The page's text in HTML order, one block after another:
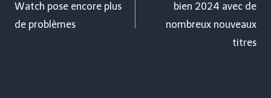
l’article
Watch pose encore plus
de problèmes
bien 2024 avec de
nombreux nouveaux
titres